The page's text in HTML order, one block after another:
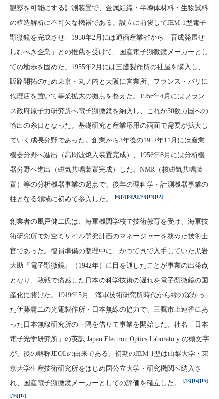
観察を可能にする計測装置で、金属組織・半導体材料・生物試料
の構造解析に不可欠な機器である。設立に前後してJEM-1型電子
顕微鏡を完成させ、1950年2月には通商産業省から「育成発展せ
しむべき企業」との推薦を受けて、国産電子顕微鏡メーカーとし
ての地歩を固めた。1955年2月には三鷹製作所の社屋を購入し、
販路開拓のため東京・丸ノ内と大阪に営業所、フランス・パリに
代理店を置いて事業拡大の拠点を整えた。1956年4月にはフラン
ス政府原子力研究所へ電子顕微鏡を納入し、これが30数カ国への
輸出の糸口となった。基礎研究と産業応用の両面で需要が拡大し
ていく成長分野であった。創業から3年後の1952年11月には産業
機器分野へ進出（高周波焼入装置完成）、1956年8月には分析機
器分野へ進出（磁気共鳴装置完成）した。NMR（核磁気共鳴装
置）等の分析機器事業の起点で、後年の理科学・計測機器事業の
柱となる領域に初めて参入した。
[6][7][8][9][10][11][12]
創業者の風戸健二氏は、海軍機関学校で技術教育を受け、海軍技
術研究所で対空ミサイル開発計画のマネージャーを務めた技術士
官であった。復員準備の整理中に、かつて呉で入手していた黒岩
大助『電子顕微鏡』（1942年）に目を通したことが事業の出発点
となり、敗戦で痛感した日本の科学技術の遅れを電子顕微鏡の国
産化に賭けた。1949年5月、海軍技術研究所時代から縁の深かっ
た伊藤庸二の光電製作所・日本無線の協力で、三鷹市上連雀にあ
った日本無線研究所の一隅を借りて事業を開始した。社名「日本
電子光学研究所」の英訳 Japan Electron Optics Laboratory の頭文字
が、後の略称JEOLの由来である。初期のJEM-1型は山梨大学・東
京大学生産技術研究所をはじめ国公立大学・研究機関へ納入さ
れ、国産電子顕微鏡メーカーとしての評価を確立した。
[13][14][15]
[16][17]